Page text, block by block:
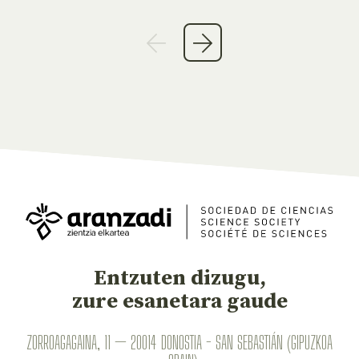
Entzuten dizugu,
zure esanetara gaude
ZORROAGAGAINA, 11 — 20014 DONOSTIA - SAN SEBASTIÁN (GIPUZKOA